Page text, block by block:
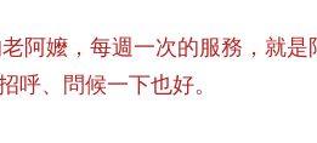
阿嬤，每週一次的服務，就
呼、問候一下也好。